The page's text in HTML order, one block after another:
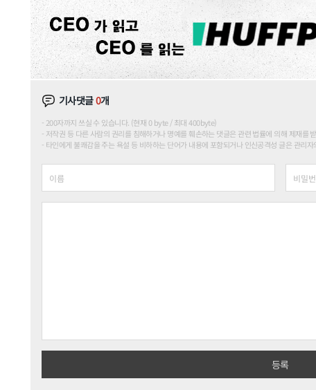
기사댓글0개
200자까지 쓰실 수 있습니다. (현재 0 byte / 최대 400byte)
저작권 등 다른 사람의 권리를 침해하거나 명예를 훼손하는 댓글은 관련 법률에 의해 제재를
타인에게 불쾌감을 주는 욕설 등 비하하는 단어가 내용에 포함되거나 인신공격성 글은 관리